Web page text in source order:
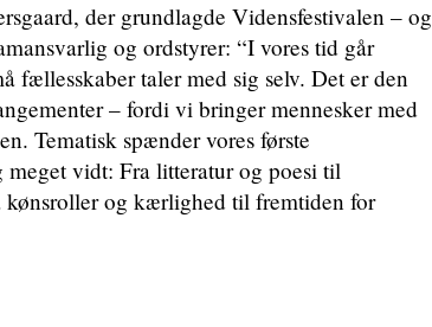
der grundlagde Vidensfestivalen – og
og ordstyrer: “I vores tid går
fællesskaber taler med sig selv. Det er den
– fordi vi bringer mennesker med
Tematisk spænder vores første
vidt: Fra litteratur og poesi til
og kærlighed til fremtiden for